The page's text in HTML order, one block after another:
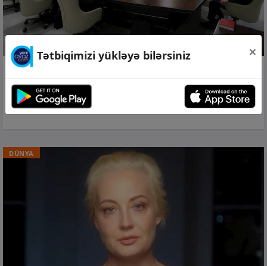
“Konkret addımların atılması vacibdir” −
Türkiyə TŞ
DÜNYA
Tətbiqimizi yükləyə bilərsiniz ×